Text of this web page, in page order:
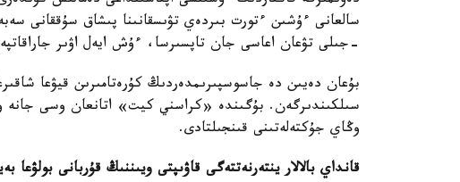
-جىلى تۋعان اعاسى جان تاپسىرسا، ءۇش ايەل اۋىر
بۇعان دەيىن دە جاسوسپىرىمدەردىڭ كۇرەتامىرىن قيۋعا
وڭاي جۇكتەلەتىنى قىنجىلتادى.
قانداي بالالار ينتەرنەتتەگى قاۋىپتى ويىننىڭ قۇربانى بولۋعا